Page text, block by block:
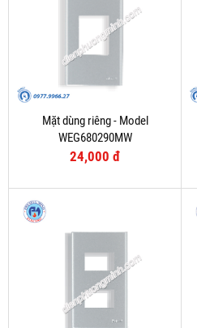
Mặt dùng riêng - Model
WEG680290MW
24,000 đ